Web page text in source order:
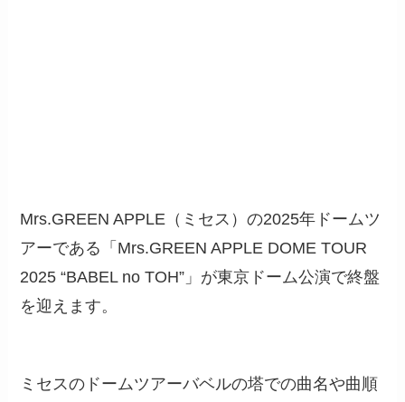
Mrs.GREEN APPLE（ミセス）の2025年ドームツ
アーである「Mrs.GREEN APPLE DOME TOUR
2025 “BABEL no TOH”」が東京ドーム公演で終盤
を迎えます。
ミセスのドームツアーバベルの塔での曲名や曲順